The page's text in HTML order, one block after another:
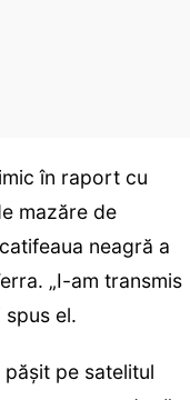
în raport cu
mazăre de
neagră a
„I-am transmis
spus el.
pe satelitul